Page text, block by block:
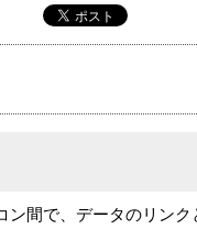
間で、データのリン